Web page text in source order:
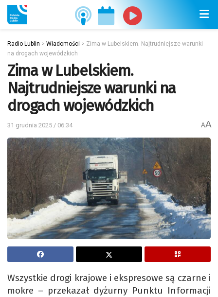
Radio Lublin > Wiadomości > Zima w Lubelskiem. Najtrudniejsze warunki
na drogach wojewódzkich
Zima w Lubelskiem.
Najtrudniejsze warunki na
drogach wojewódzkich
31 grudnia 2025 / 06:34 AA
Wszystkie drogi krajowe i ekspresowe są czarne i
mokre – przekazał dyżurny Punktu Informacji